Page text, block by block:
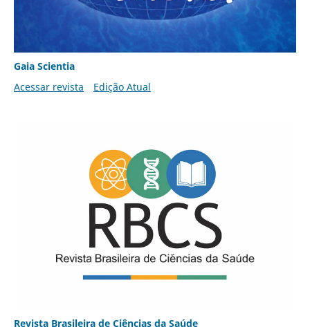
Gaia Scientia
Acessar revista
Edição Atual
Revista Brasileira de Ciências da Saúde